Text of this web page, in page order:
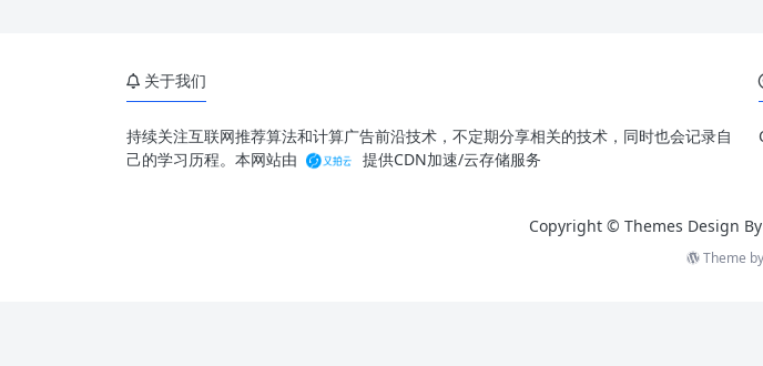
关于我们
持续关注互联网推荐算法和计算广告前沿技术，不定期分享相关的技术，同时也会记录自
己的学习历程。本网站由
提供CDN加速/云存储服务
Copyright © Themes Design
Theme by